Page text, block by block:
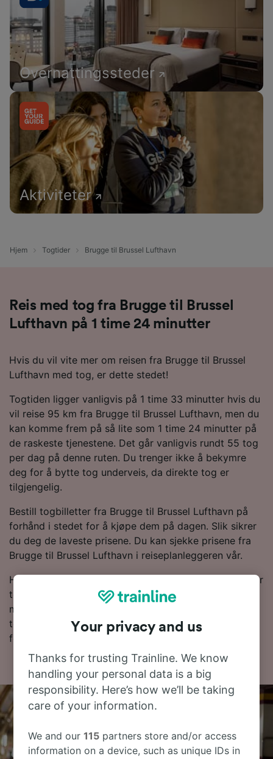
Overnattingssteder
Aktiviteter
Hjem Togtider Brugge til Brussel Lufthavn
Reis med tog fra Brugge til Brussel
Lufthavn på 1 time 24 minutter
Hvis du vil vite mer om reisen fra Brugge til Brussel
Lufthavn med tog, er dette stedet!
Togtiden ligger vanligvis på 1 time 33 minutter hvis du
vil reise 95 km fra Brugge til Brussel Lufthavn, men du
kan komme frem på så lite som 1 time 24 minutter på
de raskeste tjenestene. Det går vanligvis rundt 55 tog
per dag på denne ruten. Du trenger ikke å bekymre
deg for å bytte tog underveis, da direkte tog er
tilgjengelig.
Bestill togbilletter fra Brugge til Brussel Lufthavn på
forhånd i stedet for å kjøpe dem på dagen. Slik sikrer
du deg de laveste prisene. Du kan sjekke prisene fra
Brugge til Brussel Lufthavn i reiseplanleggeren vår.
Hvis du er klar for å bestille, kan du begynne å se etter
togbilletter til en lav pris hos oss i dag. Les videre for
mer informasjon om reisen til Brussel Lufthavn med
tog, inkludert rutetabellen vår, hvor du kan se dagens
første og siste tog.
Your privacy and us
Thanks for trusting Trainline. We know
handling your personal data is a big
responsibility. Here’s how we’ll be taking
care of your information.
We and our115 partners store and/or access
information on a device, such as unique IDs in